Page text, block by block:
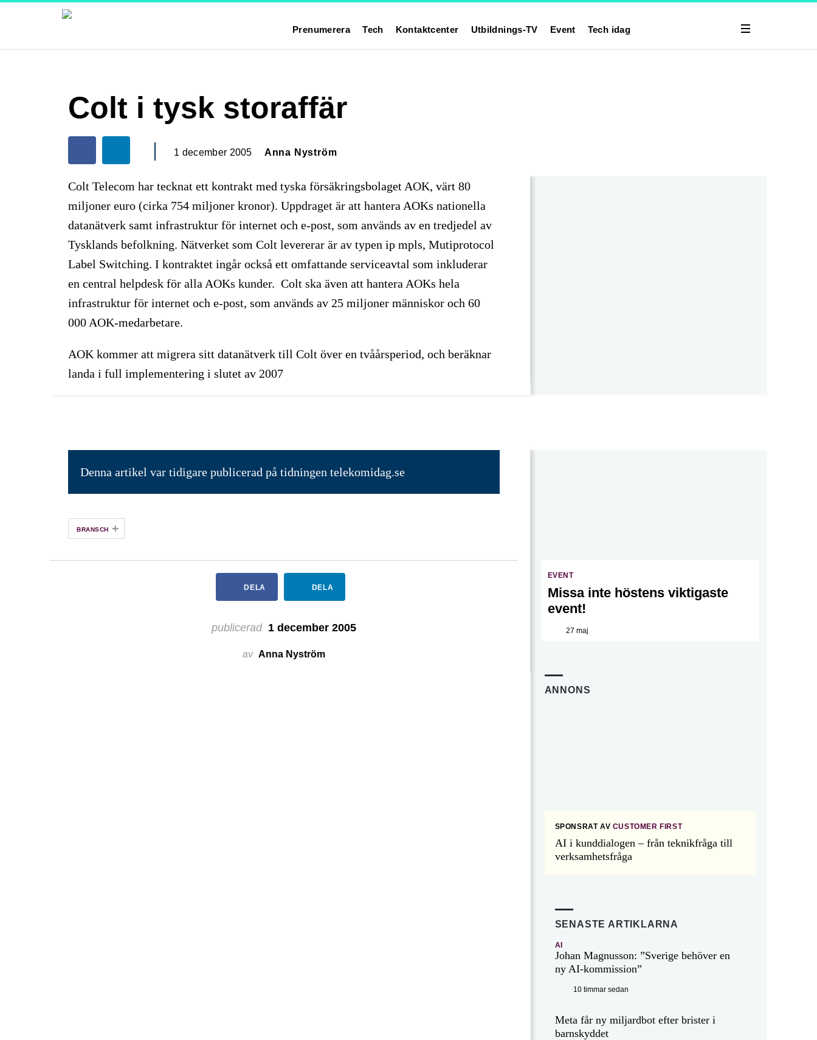
Prenumerera Tech Kontaktcenter Utbildnings-TV Event Tech idag
Colt i tysk storaffär
1 december 2005 Anna Nyström
Colt Telecom har tecknat ett kontrakt med tyska försäkringsbolaget AOK, värt 80
miljoner euro (cirka 754 miljoner kronor). Uppdraget är att hantera AOKs nationella
datanätverk samt infrastruktur för internet och e-post, som används av en tredjedel av
Tysklands befolkning. Nätverket som Colt levererar är av typen ip mpls, Mutiprotocol
Label Switching. I kontraktet ingår också ett omfattande serviceavtal som inkluderar
en central helpdesk för alla AOKs kunder. Colt ska även att hantera AOKs hela
infrastruktur för internet och e-post, som används av 25 miljoner människor och 60
000 AOK-medarbetare.
AOK kommer att migrera sitt datanätverk till Colt över en tvåårsperiod, och beräknar
landa i full implementering i slutet av 2007
Denna artikel var tidigare publicerad på tidningen telekomidag.se
BRANSCH +
DELA DELA
publicerad 1 december 2005
av Anna Nyström
EVENT
Missa inte höstens viktigaste
event!
27 maj
ANNONS
SPONSRAT AV CUSTOMER FIRST
AI i kunddialogen – från teknikfråga till
verksamhetsfråga
SENASTE ARTIKLARNA
AI
Johan Magnusson: ”Sverige behöver en
ny AI-kommission”
10 timmar sedan
Meta får ny miljardbot efter brister i
barnskyddet